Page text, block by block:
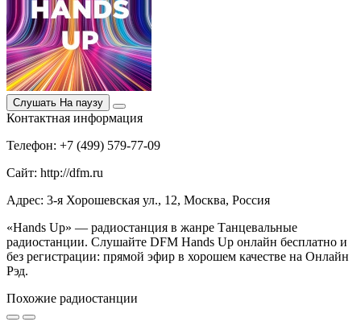
Слушать На паузу
Контактная информация
Телефон: +7 (499) 579-77-09
Сайт: http://dfm.ru
Адрес: 3-я Хорошевская ул., 12, Москва, Россия
«Hands Up» — радиостанция в жанре Танцевальные
радиостанции. Слушайте DFM Hands Up онлайн бесплатно и
без регистрации: прямой эфир в хорошем качестве на Онлайн
Рэд.
Похожие радиостанции